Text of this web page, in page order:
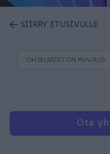
SIIRRY ETUSIVULLE
OHJELMISTON KUVAUS
Ota